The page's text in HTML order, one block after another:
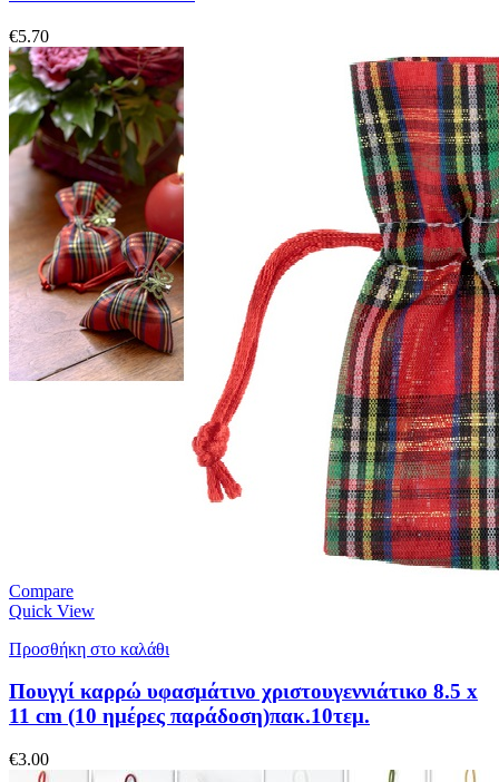
€5.70
Compare
Quick View
Προσθήκη στο καλάθι
Πουγγί καρρώ υφασμάτινο χριστουγεννιάτικο 8.5 x
11 cm (10 ημέρες παράδοση)πακ.10τεμ.
€3.00